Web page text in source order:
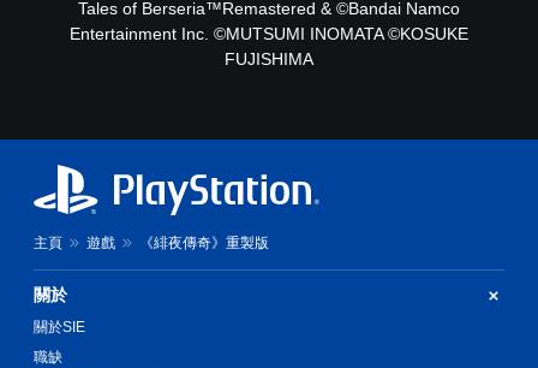
Tales of Berseria™Remastered & ©Bandai Namco
Entertainment Inc. ©MUTSUMI INOMATA ©KOSUKE
FUJISHIMA
主頁 遊戲 《緋夜傳奇》重製版
關於
關於SIE
職缺